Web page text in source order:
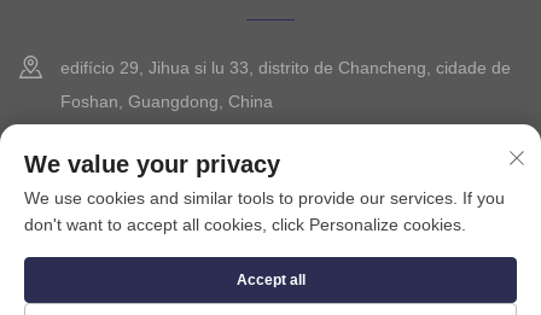
edifício 29, Jihua si lu 33, distrito de Chancheng, cidade de
Foshan, Guangdong, China
+86-13630015425
[email protected]
Direitos autorais © 2025 por FOSHAN CITY SEVILO HARDWARE
CO.,LTD. Política de privacidade
We value your privacy
We use cookies and similar tools to provide our services. If you
don't want to accept all cookies, click Personalize cookies.
Accept all